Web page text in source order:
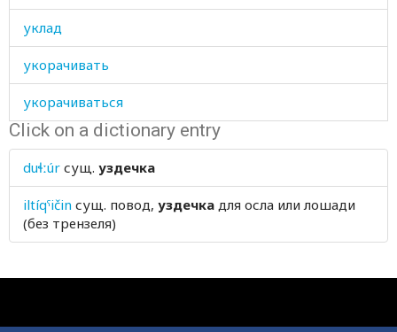
уклад
укорачивать
укорачиваться
украшать
украшение
укрывать
укусить
Click on a dictionary entry
duɬːúr сущ. уздечка
iltíqˤičin сущ. повод, уздечка для осла или лошади
(без трензеля)